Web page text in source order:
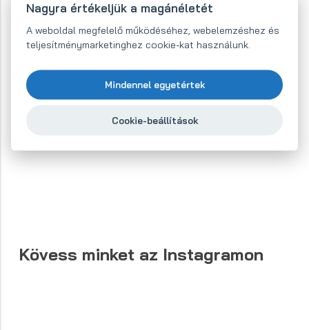
Kövess minket az Instagramon
Nagyra értékeljük a magánéletét
A weboldal megfelelő működéséhez, webelemzéshez és
teljesítménymarketinghez cookie-kat használunk.
Mindennel egyetértek
Cookie-beállítások